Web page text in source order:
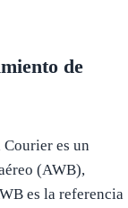
de
es un
(AWB),
es la referencia